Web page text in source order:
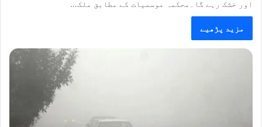
اور خشک رہے گا۔محکمہ موسمیات کے مطابق ملک…
مزید پڑھیے